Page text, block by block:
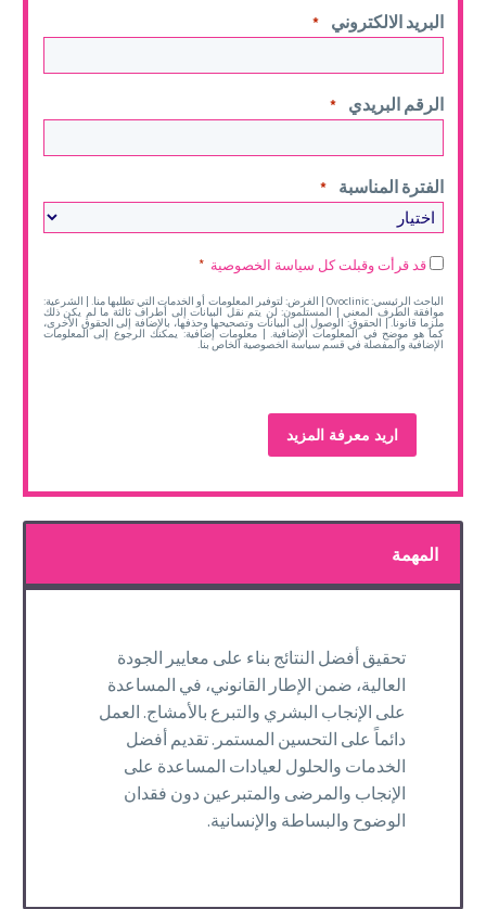
البريد الالكتروني *
الرقم البريدي *
الفترة المناسبة *
Legal
قد قرأت وقبلت كل سياسة الخصوصية *
الباحث الرئيسي: Ovoclinic | الغرض: لتوفير المعلومات أو الخدمات التي تطلبها منا. | الشرعية:
موافقة الطرف المعني | المستلمون: لن يتم نقل البيانات إلى أطراف ثالثة ما لم يكن ذلك
ملزما قانونا. | الحقوق: الوصول إلى البيانات وتصحيحها وحذفها، بالإضافة إلى الحقوق الأخرى،
كما هو موضح في المعلومات الإضافية. | معلومات إضافية: يمكنك الرجوع إلى المعلومات
الإضافية والمفصلة في قسم سياسة الخصوصية الخاص بنا.
المهمة
تحقيق أفضل النتائج بناء على معايير الجودة
العالية، ضمن الإطار القانوني، في المساعدة
على الإنجاب البشري والتبرع بالأمشاج. العمل
دائماً على التحسين المستمر. تقديم أفضل
الخدمات والحلول لعيادات المساعدة على
الإنجاب والمرضى والمتبرعين دون فقدان
الوضوح والبساطة والإنسانية.